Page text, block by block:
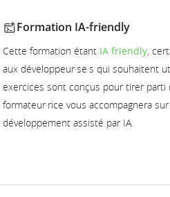
Formation IA-friendly
Cette formation étant IA friendly,
aux développeur·se·s qui souhaitent
exercices sont conçus pour tirer parti
formateur·rice vous accompagnera
développement assisté par IA.